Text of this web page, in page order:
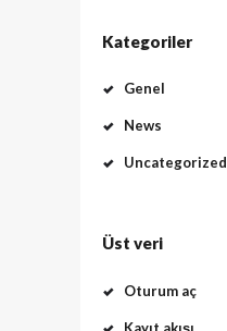
Kategoriler
Genel
News
Uncategorized
Üst veri
Oturum aç